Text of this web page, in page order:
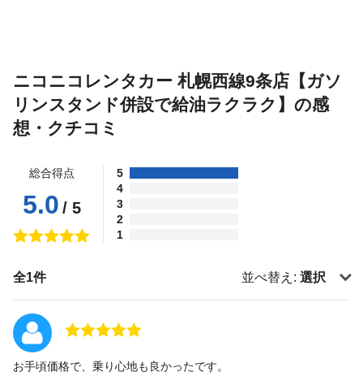
ニコニコレンタカー 札幌西線9条店【ガソ
リンスタンド併設で給油ラクラク】の感
想・クチコミ
総合得点
5.0 / 5
5
4
3
2
1
全1件 並べ替え: 選択
お手頃価格で、乗り心地も良かったです。